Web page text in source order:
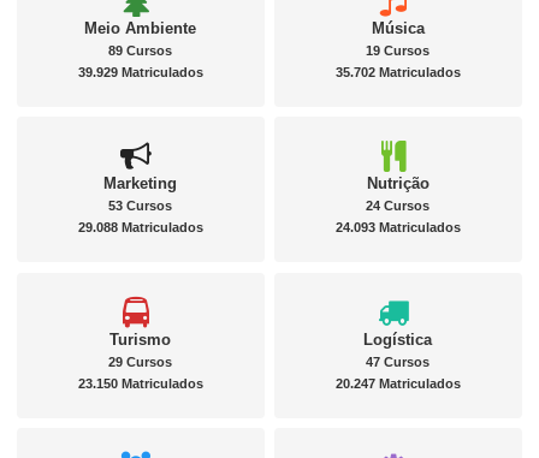
Meio Ambiente
89 Cursos
39.929 Matriculados
Música
19 Cursos
35.702 Matriculados
Marketing
53 Cursos
29.088 Matriculados
Nutrição
24 Cursos
24.093 Matriculados
Turismo
29 Cursos
23.150 Matriculados
Logística
47 Cursos
20.247 Matriculados